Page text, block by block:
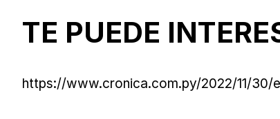
TE PUEDE
https://www.cronica.com.py/2022/11/